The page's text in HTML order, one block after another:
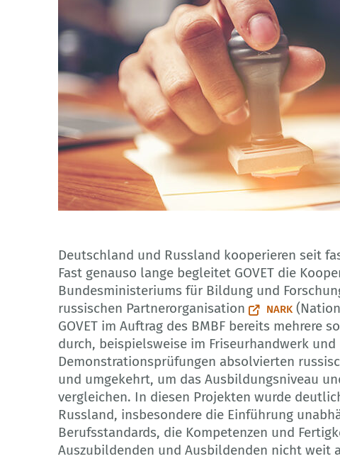
Deutschland und Russland kooperieren seit
Fast genauso lange begleitet GOVET die
Bundesministeriums für Bildung und
russischen Partnerorganisation
NARK
GOVET im Auftrag des BMBF bereits mehrere
durch, beispielsweise im Friseurhandwerk
Demonstrationsprüfungen absolvierten
und umgekehrt, um das Ausbildungsniveau
vergleichen. In diesen Projekten wurde
Russland, insbesondere die Einführung
Berufsstandards, die Kompetenzen und
Auszubildenden und Ausbildenden nicht weit